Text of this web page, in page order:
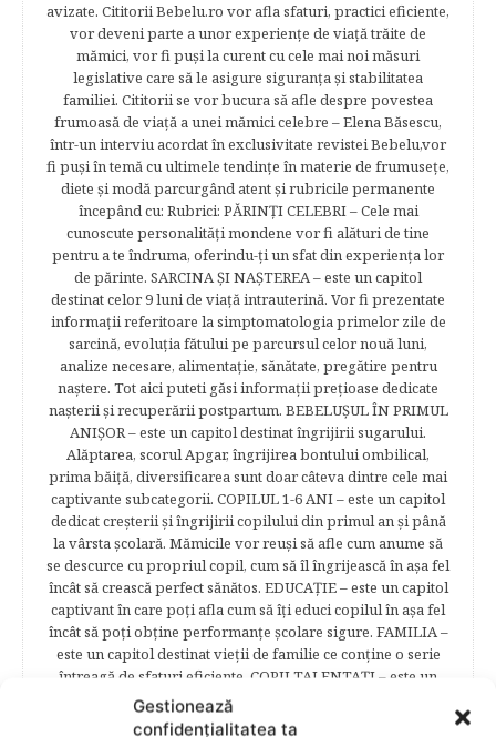
Gestionează
confidențialitatea ta
avizate. Cititorii Bebelu.ro vor afla sfaturi, practici eficiente,
vor deveni parte a unor experienţe de viaţă trăite de
mămici, vor fi puşi la curent cu cele mai noi măsuri
legislative care să le asigure siguranţa şi stabilitatea
familiei. Cititorii se vor bucura să afle despre povestea
frumoasă de viață a unei mămici celebre – Elena Băsescu,
într-un interviu acordat în exclusivitate revistei Bebelu,vor
fi puşi în temă cu ultimele tendinţe în materie de frumuseţe,
diete şi modă parcurgând atent şi rubricile permanente
începând cu: Rubrici: PĂRINŢI CELEBRI – Cele mai
cunoscute personalităţi mondene vor fi alături de tine
pentru a te îndruma, oferindu-ţi un sfat din experienţa lor
de părinte. SARCINA ŞI NAŞTEREA – este un capitol
destinat celor 9 luni de viaţă intrauterină. Vor fi prezentate
informaţii referitoare la simptomatologia primelor zile de
sarcină, evoluţia fătului pe parcursul celor nouă luni,
analize necesare, alimentaţie, sănătate, pregătire pentru
naştere. Tot aici puteti găsi informaţii preţioase dedicate
naşterii şi recuperării postpartum. BEBELUŞUL ÎN PRIMUL
ANIŞOR – este un capitol destinat îngrijirii sugarului.
Alăptarea, scorul Apgar, îngrijirea bontului ombilical,
prima băiţă, diversificarea sunt doar câteva dintre cele mai
captivante subcategorii. COPILUL 1-6 ANI – este un capitol
dedicat creşterii şi îngrijirii copilului din primul an şi până
la vârsta şcolară. Mămicile vor reuşi să afle cum anume să
se descurce cu propriul copil, cum să îl îngrijească în aşa fel
încât să crească perfect sănătos. EDUCAŢIE – este un capitol
captivant în care poţi afla cum să îţi educi copilul în aşa fel
încât să poţi obţine performanţe şcolare sigure. FAMILIA –
este un capitol destinat vieţii de familie ce conţine o serie
întreagă de sfaturi eficiente. COPII TALENTAŢI – este un
capitol fascinant dedicat copiilor valoroși ai țării. ÎNVAŢĂ
SĂ PREVII! –sunt prezentate soluţii de prevenire a